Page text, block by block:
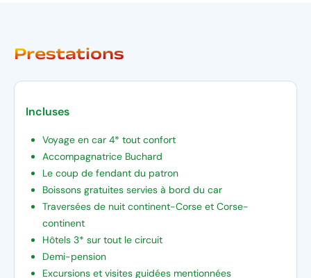
Prestations
Incluses
Voyage en car 4* tout confort
Accompagnatrice Buchard
Le coup de fendant du patron
Boissons gratuites servies à bord du car
Traversées de nuit continent-Corse et Corse-
continent
Hôtels 3* sur tout le circuit
Demi-pension
Excursions et visites guidées mentionnées